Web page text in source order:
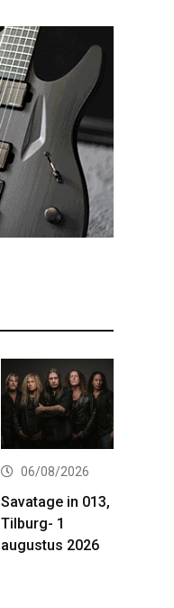
06/08/2026
Savatage in 013,
Tilburg- 1
augustus 2026